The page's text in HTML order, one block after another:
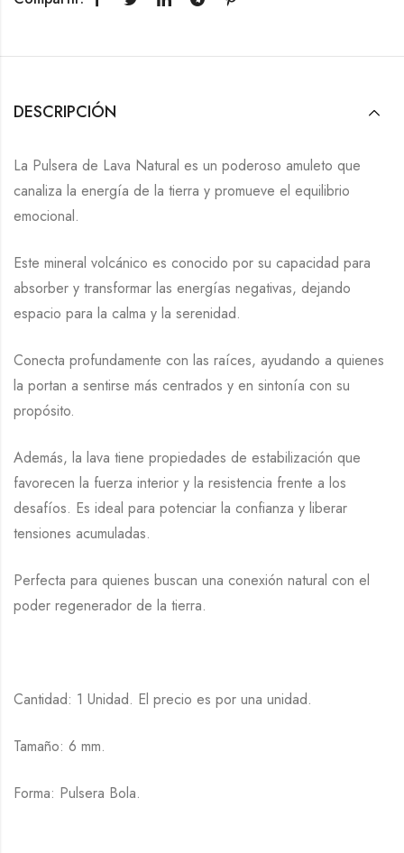
DESCRIPCIÓN
La Pulsera de Lava Natural es un poderoso amuleto que
canaliza la energía de la tierra y promueve el equilibrio
emocional.
Este mineral volcánico es conocido por su capacidad para
absorber y transformar las energías negativas, dejando
espacio para la calma y la serenidad.
Conecta profundamente con las raíces, ayudando a quienes
la portan a sentirse más centrados y en sintonía con su
propósito.
Además, la lava tiene propiedades de estabilización que
favorecen la fuerza interior y la resistencia frente a los
desafíos. Es ideal para potenciar la confianza y liberar
tensiones acumuladas.
Perfecta para quienes buscan una conexión natural con el
poder regenerador de la tierra.
Cantidad: 1 Unidad. El precio es por una unidad.
Tamaño: 6 mm.
Forma: Pulsera Bola.